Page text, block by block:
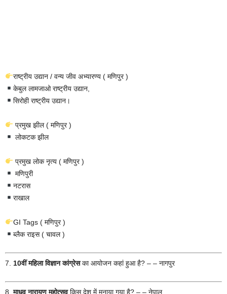
राष्ट्रीय उद्यान / वन्य जीव अभ्यारण्य ( मणिपुर )
केबुल लामजाओ राष्ट्रीय उद्यान,
सिरोही राष्ट्रीय उद्यान।
प्रमुख झील ( मणिपुर )
लोकटक झील
प्रमुख लोक नृत्य ( मणिपुर )
मणिपुरी
नटरास
राखाल
GI Tags ( मणिपुर )
ब्लैक राइस ( चावल )
7. 10वीं महिला विज्ञान कांग्रेसका आयोजन कहां हुआ है? – – नागपुर
8.माधव नारायण महोत्सवकिस देश में मनाया गया है? – – नेपाल